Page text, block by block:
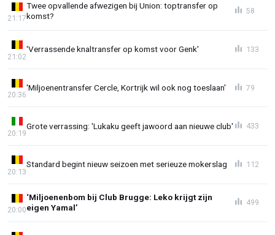
Twee opvallende afwezigen bij Union: toptransfer op
komst?
21:17
58
'Verrassende knaltransfer op komst voor Genk'
21:02
133
'Miljoenentransfer Cercle, Kortrijk wil ook nog toeslaan'
20:36
79
Grote verrassing: 'Lukaku geeft jawoord aan nieuwe club'
20:19
433
Standard begint nieuw seizoen met serieuze mokerslag
20:13
112
‘Miljoenenbom bij Club Brugge: Leko krijgt zijn
eigen Yamal’
20:00
499